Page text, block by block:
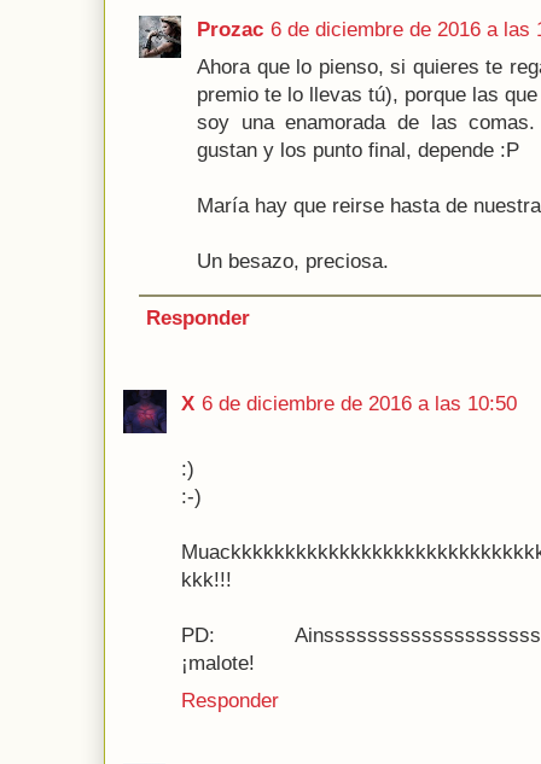
Prozac 6 de diciembre de 2016 a las
Ahora que lo pienso, si quieres te
premio te lo llevas tú), porque las
soy una enamorada de las
gustan y los punto final, depende :P
María hay que reirse hasta de
Un besazo, preciosa.
Responder
X 6 de diciembre de 2016 a las 10:50
:)
:-)
kkk!!!
PD:
¡malote!
Responder